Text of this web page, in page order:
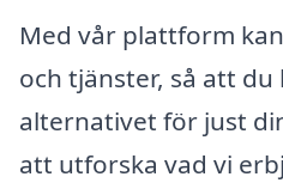
Med vår plattform
och tjänster, så att du
alternativet för just
att utforska vad vi